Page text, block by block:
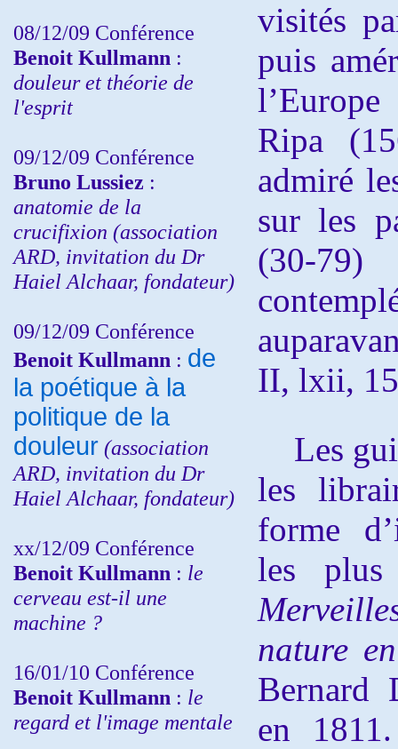
08/12/09 Conférence
Benoit Kullmann :
douleur et théorie de
l'esprit
09/12/09 Conférence
Bruno Lussiez :
anatomie de la
crucifixion (association
ARD, invitation du Dr
Haiel Alchaar, fondateur)
09/12/09 Conférence
Benoit Kullmann : de
la poétique à la
politique de la
douleur (association
ARD, invitation du Dr
Haiel Alchaar, fondateur)
xx/12/09 Conférence
Benoit Kullmann : le
cerveau est-il une
machine ?
16/01/10 Conférence
Benoit Kullmann : le
regard et l'image mentale
visités
puis
Ripa
admiré
sur les
(30-
II, lxii,
Les
les
forme
les plus
nature
Bernard
en